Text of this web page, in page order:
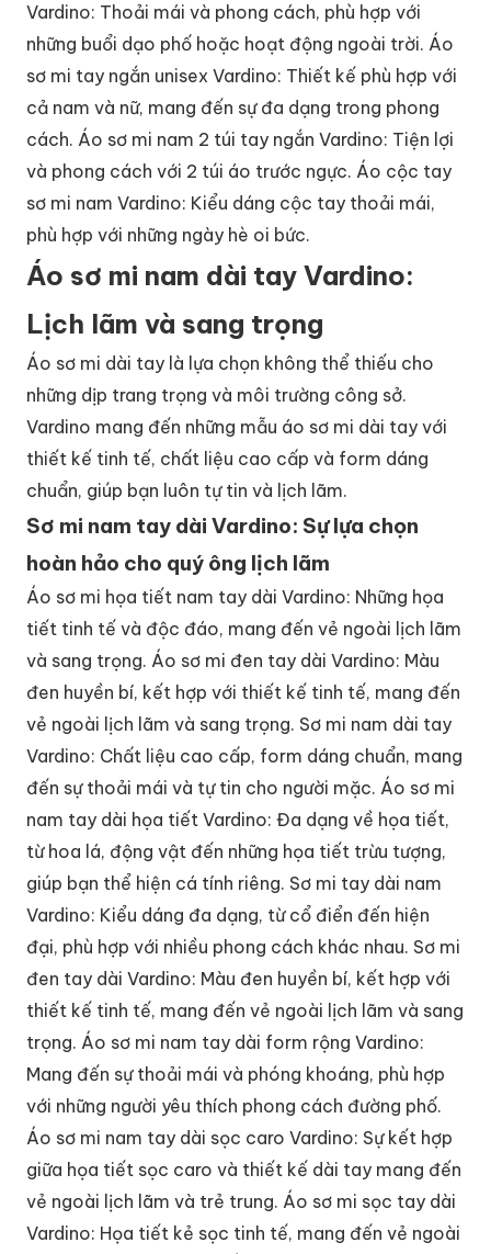
Vardino: Thoải mái và phong cách, phù hợp với
những buổi dạo phố hoặc hoạt động ngoài trời. Áo
sơ mi tay ngắn unisex Vardino: Thiết kế phù hợp với
cả nam và nữ, mang đến sự đa dạng trong phong
cách. Áo sơ mi nam 2 túi tay ngắn Vardino: Tiện lợi
và phong cách với 2 túi áo trước ngực. Áo cộc tay
sơ mi nam Vardino: Kiểu dáng cộc tay thoải mái,
phù hợp với những ngày hè oi bức.
Áo sơ mi nam dài tay Vardino:
Lịch lãm và sang trọng
Áo sơ mi dài tay là lựa chọn không thể thiếu cho
những dịp trang trọng và môi trường công sở.
Vardino mang đến những mẫu áo sơ mi dài tay với
thiết kế tinh tế, chất liệu cao cấp và form dáng
chuẩn, giúp bạn luôn tự tin và lịch lãm.
Sơ mi nam tay dài Vardino: Sự lựa chọn
hoàn hảo cho quý ông lịch lãm
Áo sơ mi họa tiết nam tay dài Vardino: Những họa
tiết tinh tế và độc đáo, mang đến vẻ ngoài lịch lãm
và sang trọng. Áo sơ mi đen tay dài Vardino: Màu
đen huyền bí, kết hợp với thiết kế tinh tế, mang đến
vẻ ngoài lịch lãm và sang trọng. Sơ mi nam dài tay
Vardino: Chất liệu cao cấp, form dáng chuẩn, mang
đến sự thoải mái và tự tin cho người mặc. Áo sơ mi
nam tay dài họa tiết Vardino: Đa dạng về họa tiết,
từ hoa lá, động vật đến những họa tiết trừu tượng,
giúp bạn thể hiện cá tính riêng. Sơ mi tay dài nam
Vardino: Kiểu dáng đa dạng, từ cổ điển đến hiện
đại, phù hợp với nhiều phong cách khác nhau. Sơ mi
đen tay dài Vardino: Màu đen huyền bí, kết hợp với
thiết kế tinh tế, mang đến vẻ ngoài lịch lãm và sang
trọng. Áo sơ mi nam tay dài form rộng Vardino:
Mang đến sự thoải mái và phóng khoáng, phù hợp
với những người yêu thích phong cách đường phố.
Áo sơ mi nam tay dài sọc caro Vardino: Sự kết hợp
giữa họa tiết sọc caro và thiết kế dài tay mang đến
vẻ ngoài lịch lãm và trẻ trung. Áo sơ mi sọc tay dài
Vardino: Họa tiết kẻ sọc tinh tế, mang đến vẻ ngoài